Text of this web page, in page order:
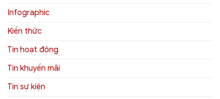
Infographic
Kiến thức
Tin hoạt động
Tin khuyến mãi
Tin sự kiện